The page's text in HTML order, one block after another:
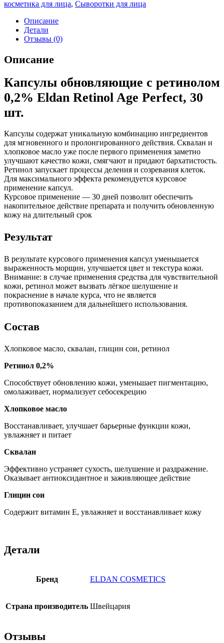
косметика для лица, Сыворотки для лица
Описание
Детали
Отзывы (0)
Описание
Капсулы обновляющие с ретинолом
0,2% Eldan Retinol Age Perfect, 30
шт.
Капсулы содержат уникальную комбинацию ингредиентов
для мгновенного и пролонгированного действия. Сквалан и
хлопковое масло уже после первого применения заметно
улучшают качество кожи, смягчают и придают бархатистость.
Ретинол запускает процессы деления и созревания клеток.
Для максимального эффекта рекомендуется курсовое
применение капсул.
Курсовое применение — 30 дней позволит обеспечить
накопительное действие препарата и получить обновленную
кожу на длительный срок
Результат
В результате курсового применения капсул уменьшается
выраженность морщин, улучшается цвет и текстура кожи.
Внимание: в случае применения средства для чувствительной
кожи, ретинол может вызвать лёгкое шелушение и
покраснение в начале курса, что не является
противопоказанием для дальнейшего использования.
Состав
Хлопковое масло, сквалан, глицин сои, ретинол
Ретинол 0,2%
Способствует обновлению кожи, уменьшает пигментацию,
омолаживает, нормализует себосекрецию
Хлопковое масло
Восстанавливает, улучшает барьерные функции кожи,
увлажняет и питает
Сквалан
Эффективно устраняет сухость, шелушение и раздражение.
Оказывает антиоксидантное и заживляющее действие
Глицин сои
Содержит витамин Е, увлажняет и восстанавливает кожу
Детали
Бренд ELDAN COSMETICS
Страна производитель Швейцария
Отзывы